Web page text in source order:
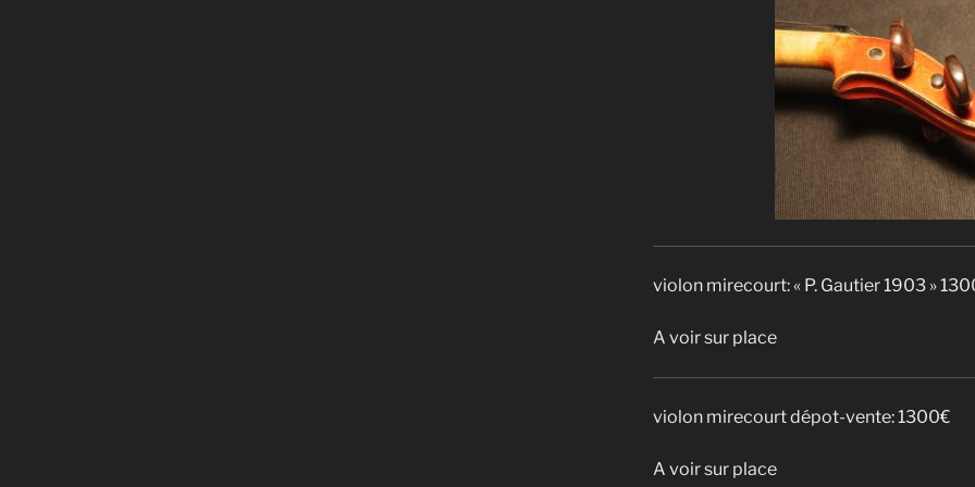
violon mirecourt: « P. Gautier 1903 »
A voir sur place
violon mirecourt dépot-vente: 1300€
A voir sur place